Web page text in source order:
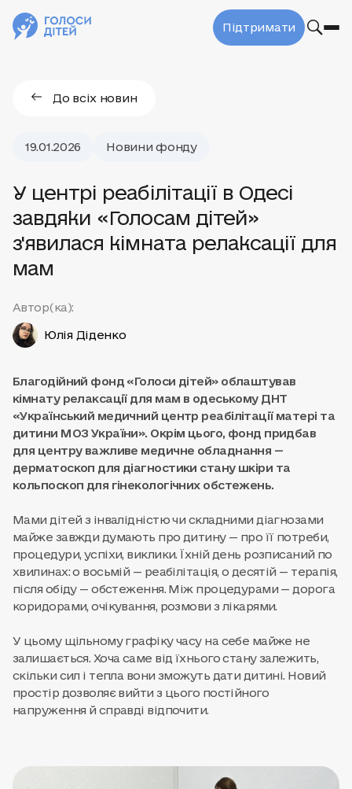
Підтримати
До всіх новин
19.01.2026 Новини фонду
У центрі реабілітації в Одесі
завдяки «Голосам дітей»
з'явилася кімната релаксації для
мам
Автор(ка):
Юлія Діденко
Благодійний фонд «Голоси дітей» облаштував
кімнату релаксації для мам в одеському ДНТ
«Український медичний центр реабілітації матері та
дитини МОЗ України». Окрім цього, фонд придбав
для центру важливе медичне обладнання —
дерматоскоп для діагностики стану шкіри та
кольпоскоп для гінекологічних обстежень.
Мами дітей з інвалідністю чи складними діагнозами
майже завжди думають про дитину — про її потреби,
процедури, успіхи, виклики. Їхній день розписаний по
хвилинах: о восьмій — реабілітація, о десятій — терапія,
після обіду — обстеження. Між процедурами — дорога
коридорами, очікування, розмови з лікарями.
У цьому щільному графіку часу на себе майже не
залишається. Хоча саме від їхнього стану залежить,
скільки сил і тепла вони зможуть дати дитині. Новий
простір дозволяє вийти з цього постійного
напруження й справді відпочити.